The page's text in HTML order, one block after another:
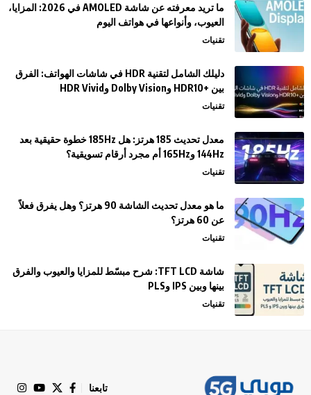
ما تريد معرفته عن شاشة AMOLED في 2026: المزايا،
العيوب، وأنواعها في هواتف اليوم
تقنيات
دليلك الشامل لتقنية HDR في شاشات الهواتف: الفرق
بين +HDR10 وDolby Vision وHDR Vivid
تقنيات
معدل تحديث 185 هرتز: هل 185Hz خطوة حقيقية بعد
144Hz و165Hz أم مجرد أرقام تسويقية؟
تقنيات
ما هو معدل تحديث الشاشة 90 هرتز؟ وهل يفرق فعلاً
عن 60 هرتز؟
تقنيات
شاشة TFT LCD: شرح مبسّط للمزايا والعيوب والفرق
بينها وبين IPS وPLS
تقنيات
تابعنا